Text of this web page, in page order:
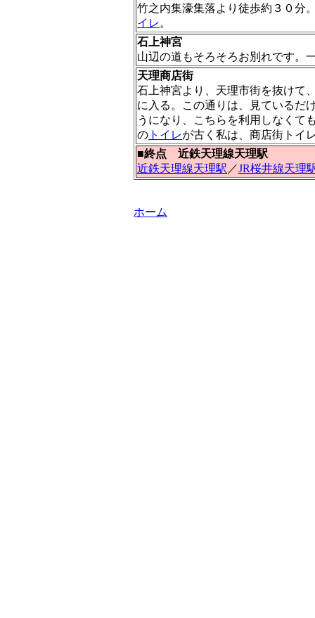
竹之内集濠集落より徒歩約３０分
イレ 。
石上神宮
山辺の道もそろそろお別れです。
天理商店街
石上神宮より、天理市街を抜けて
に入る。この通りは、見ているだ
うになり、こちらを利用しなくて
の トイレが古く私は、商店街トイ
■終点 近鉄天理線天理駅
近鉄天理線天理駅 ／JR桜井線天理
ホーム